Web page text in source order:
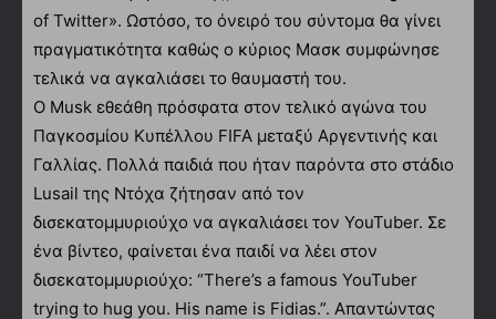
of Twitter». Ωστόσο, το όνειρό του σύντομα θα γίνει
πραγματικότητα καθώς ο κύριος Μασκ συμφώνησε
τελικά να αγκαλιάσει το θαυμαστή του.
Ο Musk εθεάθη πρόσφατα στον τελικό αγώνα του
Παγκοσμίου Κυπέλλου FIFA μεταξύ Αργεντινής και
Γαλλίας. Πολλά παιδιά που ήταν παρόντα στο στάδιο
Lusail της Ντόχα ζήτησαν από τον
δισεκατομμυριούχο να αγκαλιάσει τον YouTuber. Σε
ένα βίντεο, φαίνεται ένα παιδί να λέει στον
δισεκατομμυριούχο: “There’s a famous YouTuber
trying to hug you. His name is Fidias.”. Απαντώντας